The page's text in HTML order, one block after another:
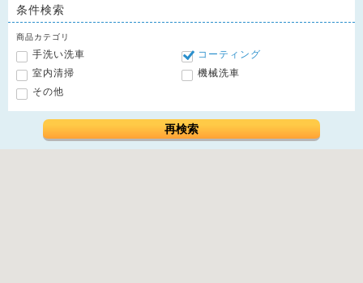
条件検索
商品カテゴリ
手洗い洗車
コーティング
室内清掃
機械洗車
その他
再検索